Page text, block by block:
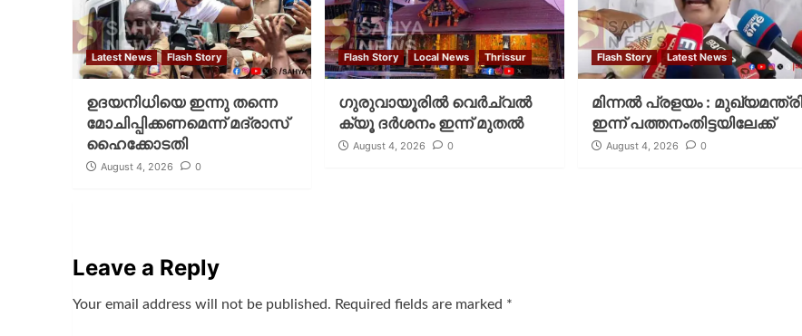
Latest News Flash Story
ഉദയനിധിയെ ഇന്നു തന്നെ
മോചിപ്പിക്കണമെന്ന് മദ്രാസ്
ഹൈക്കോടതി
August 4, 2026 0
Flash Story Local News Thrissur
ഗുരുവായൂരില്‍ വെര്‍ച്വല്‍
ക്യൂ ദര്‍ശനം ഇന്ന് മുതല്‍
August 4, 2026 0
Flash Story Latest News
മിന്നല്‍ പ്രളയം : മുഖ്യമന്ത്രി
ഇന്ന് പത്തനംതിട്ടയിലേക്ക്
August 4, 2026 0
Leave a Reply
Your email address will not be published. Required fields are marked *